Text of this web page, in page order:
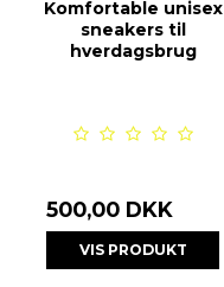
Komfortable unisex
sneakers til
hverdagsbrug
500,00 DKK
VIS PRODUKT